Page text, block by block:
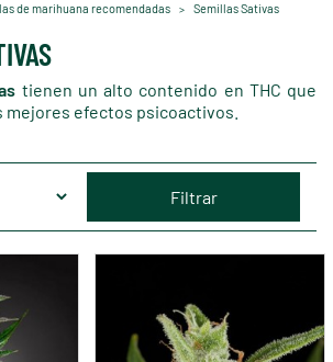
de marihuana recomendadas Semillas Sativas
tienen un alto contenido en THC que
mejores efectos psicoactivos.
Filtrar